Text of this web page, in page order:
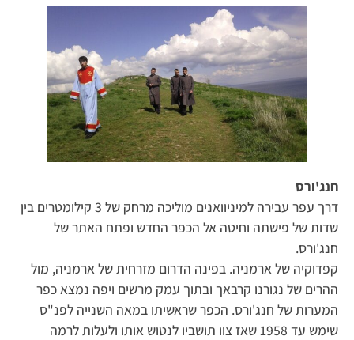
חנג'ורס
דרך עפר עבירה למיניוואנים מוליכה מרחק של 3 קילומטרים בין
שדות של פישתה וחיטה אל הכפר החדש ופתח האתר של
חנג'ורס.
קפדוקיה של ארמניה. בפינה הדרום מזרחית של ארמניה, מול
ההרים של נגורנו קרבאך ובתוך עמק מרשים ויפה נמצא כפר
המערות של חנג'ורס. הכפר שראשיתו במאה השנייה לפנ"ס
שימש עד 1958 שאז צוו תושביו לנטוש אותו ולעלות לרמה